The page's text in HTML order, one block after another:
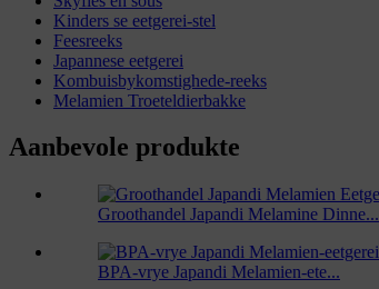
Kinders se eetgerei-stel
Feesreeks
Japannese eetgerei
Kombuisbykomstighede-reeks
Melamien Troeteldierbakke
Aanbevole produkte
Groothandel Japandi Melamine Dinne...
BPA-vrye Japandi Melamien-ete...